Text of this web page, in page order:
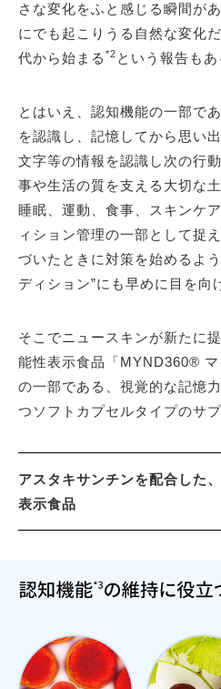
さな変化をふと感じる瞬間が
にでも起こりうる自然な変化
代から始まる *2 という報告もあ
とはいえ、認知機能の一部で
を認識し、記憶してから思い
文字等の情報を認識し次の行
事や生活の質を支える大切な
睡眠、運動、食事、スキンケ
ィション管理の一部として捉
づいたときに対策を始めるよ
ディション”にも早めに目を向
そこでニュースキンが新たに
能性表示食品「MYND360®
の一部である、視覚的な記憶
つソフトカプセルタイプのサプ
アスタキサンチンを配合した
表示食品